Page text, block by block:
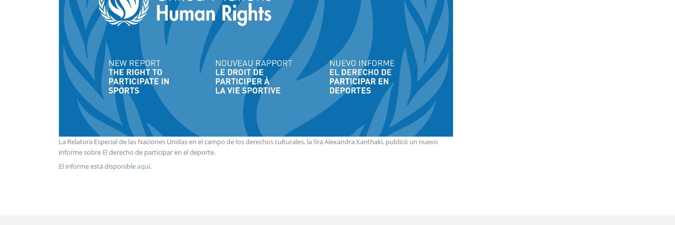
La Relatora Especial de las Naciones Unidas en el campo de los derechos culturales, la Sra Alexandra Xanthaki, publicó un nuevo
informe sobre El derecho de participar en el deporte.
El informe está disponibleaquí.